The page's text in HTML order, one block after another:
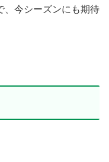
、今シーズンにも期待